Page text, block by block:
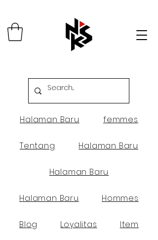
Halaman Baru femmes
Tentang Halaman Baru
Halaman Baru
Halaman Baru Hommes
Blog Loyalitas Item